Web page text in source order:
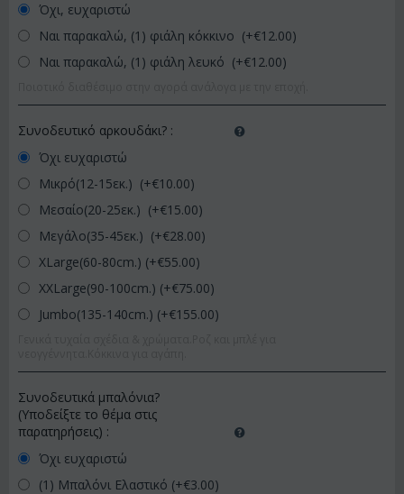
Όχι, ευχαριστώ
Ναι παρακαλώ, (1) φιάλη κόκκινο (+€12.00)
Ναι παρακαλώ, (1) φιάλη λευκό (+€12.00)
Συνοδευτικό αρκουδάκι? :
Όχι ευχαριστώ
Μικρό(12-15εκ.) (+€10.00)
Μεσαίο(20-25εκ.) (+€15.00)
Μεγάλο(35-45εκ.) (+€28.00)
XLarge(60-80cm.) (+€55.00)
XXLarge(90-100cm.) (+€75.00)
Jumbo(135-140cm.) (+€155.00)
Συνοδευτικά μπαλόνια?
(Υποδείξτε το θέμα στις
παρατηρήσεις) :
Όχι ευχαριστώ
(1) Μπαλόνι Ελαστικό (+€3.00)